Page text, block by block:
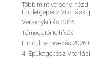
Több mint verseny:
Épületgépész
Versenykiírás 2026
Támogatói felhívás
Elindult a nevezés
4. Épületgépész